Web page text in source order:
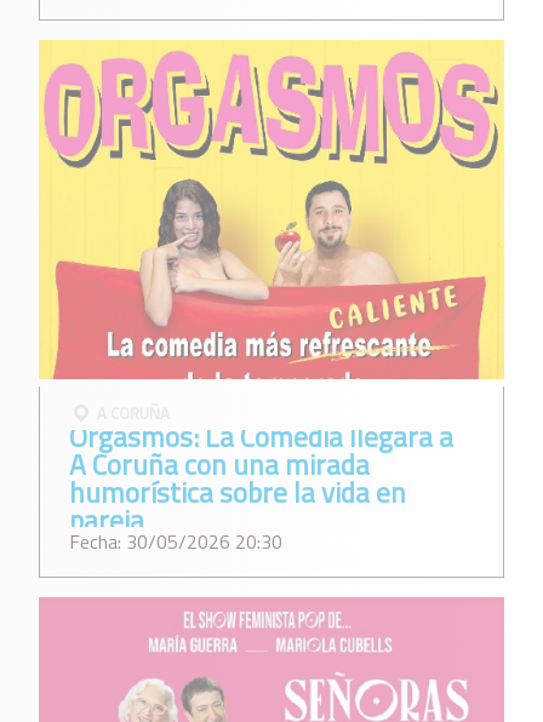
A CORUÑA
Orgasmos: La Comedia llegará a
A Coruña con una mirada
humorística sobre la vida en
pareja
Fecha: 30/05/2026 20:30